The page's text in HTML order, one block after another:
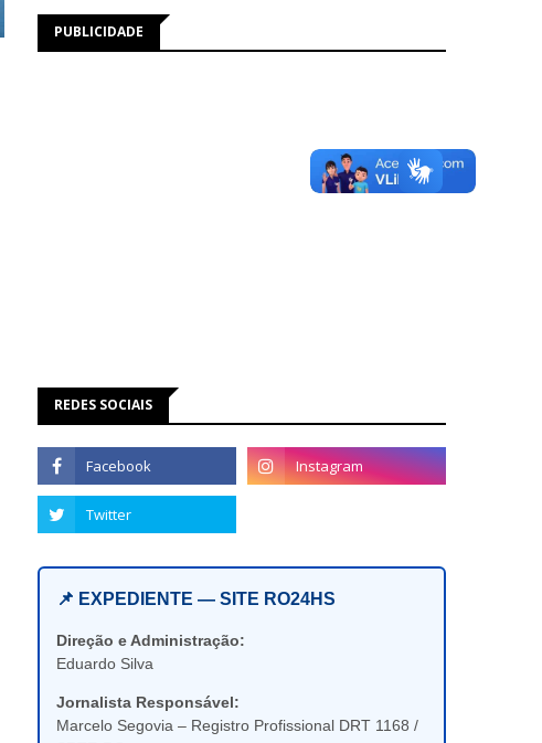
PUBLICIDADE
REDES SOCIAIS
📌 EXPEDIENTE — SITE RO24HS
Direção e Administração:
Eduardo Silva
Jornalista Responsável:
Marcelo Segovia – Registro Profissional DRT 1168 /